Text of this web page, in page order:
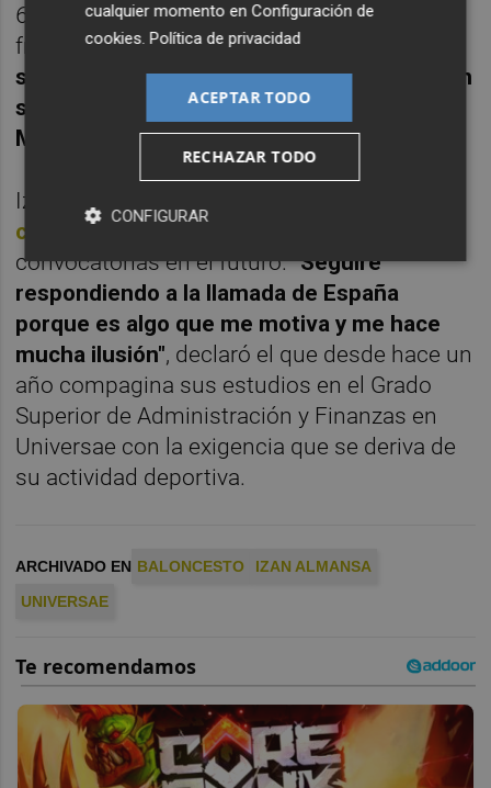
60 seleccionados por parte de las
franquicias de la Liga estadounidense.
siento presión, como tampoco me sentí con
superpoderes cuando, por ejemplo, gané el
MVP del Mundial sub-19", expuso.
Izan Almansa es ya
con España
convocatorias en el futuro."Seguiré
respondiendo a la llamada de España
porque es algo que me motiva y me hace
mucha ilusión", declaró el que desde hace un
año compagina sus estudios en el Grado
Superior de Administración y Finanzas en
Universae con la exigencia que se deriva de
su actividad deportiva.
ARCHIVADO EN BALONCESTO
IZAN ALMANSA
UNIVERSAE
cualquier momento enConfiguración de
cookies.Política de privacidad
ACEPTAR TODO
RECHAZAR TODO
CONFIGURAR